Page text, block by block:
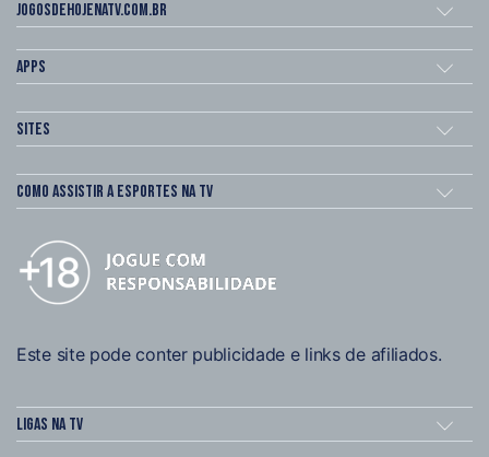
Jogosdehojenatv.com.br
Apps
Sites
Como assistir a esportes na TV
Este site pode conter publicidade e links de afiliados.
Ligas na TV